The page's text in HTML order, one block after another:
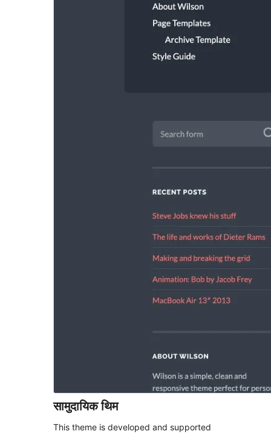
सामुदायिक थिम
This theme is developed and supported